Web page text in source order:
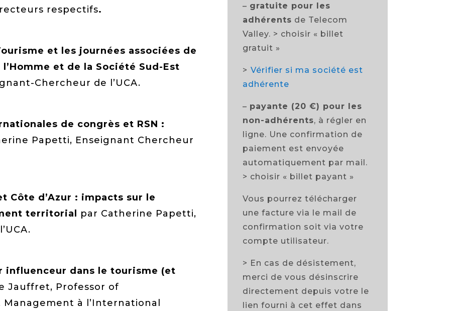
respectifs.
et les journées associées de
et de la Société Sud-Est
Chercheur de l’UCA.
de congrès et RSN :
Papetti, Enseignant Chercheur
Côte d’Azur : impacts sur le
territorial par Catherine Papetti,
influenceur dans le tourisme (et
Jauffret, Professor of
à l’International
– gratuite pour les
adhérents de Telecom
Valley. > choisir « billet
gratuit »
> Vérifier si ma société est
adhérente
– payante (20 €) pour les
non-adhérents, à régler en
ligne. Une confirmation de
paiement est envoyée
automatiquement par mail.
> choisir « billet payant »
Vous pourrez télécharger
une facture via le mail de
confirmation soit via votre
compte utilisateur.
> En cas de désistement,
merci de vous désinscrire
directement depuis votre le
lien fourni à cet effet dans